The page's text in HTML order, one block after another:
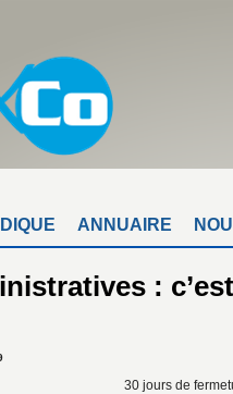
ANNUAIRE
:
30 jours de